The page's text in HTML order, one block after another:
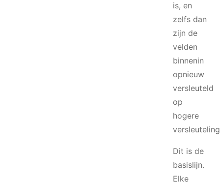
is, en
zelfs dan
zijn de
velden
binnenin
opnieuw
versleuteld
op
hogere
Dit is de
basislijn.
Elke